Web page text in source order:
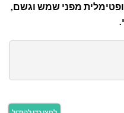
מפני שמש וגשם,